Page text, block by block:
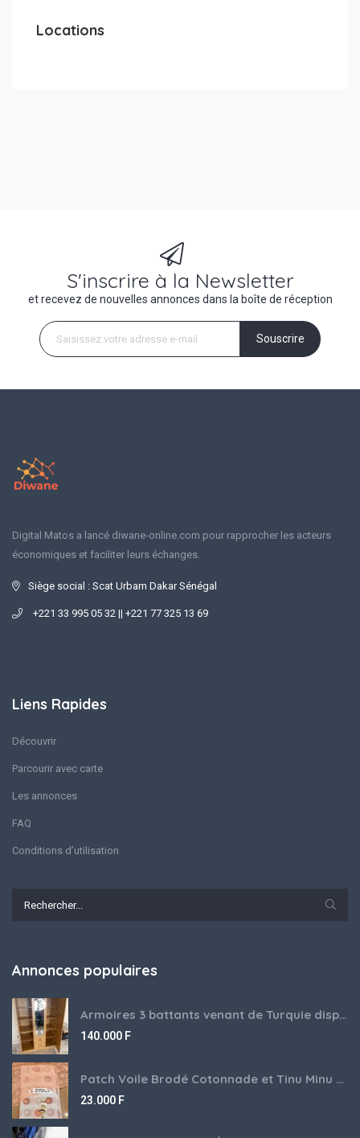
Locations
S'inscrire à la Newsletter
et recevez de nouvelles annonces dans la boîte de réception
Souscrire
Digital Matos a lancé diwane-online.com pour rapprocher les acteurs
économiques et faciliter leurs échanges.
Siège social : Scat Urbam Dakar Sénégal
+221 33 995 05 32 || +221 77 325 13 69
Liens Rapides
Découvrir
Parcourir avec carte
Les annonces
FAQ
Conditions d’utilisation
Annonces populaires
Armoires 3 battants venant de Turquie disponibles
140.000 F
Patch Voile Brodé Cotonnade et Tinu Minu de l’Inde ???????? ????
23.000 F